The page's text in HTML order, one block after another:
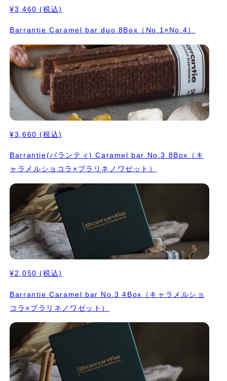
¥3,460 (税込)
Barrantie Caramel bar duo 8Box（No.1×No.4）
¥3,660 (税込)
Barrantie(バランティ) Caramel bar No.3 8Box（キ
ャラメルショコラ×プラリネノワゼット）
¥2,050 (税込)
Barrantie Caramel bar No.3 4Box（キャラメルショ
コラ×プラリネノワゼット）